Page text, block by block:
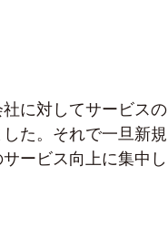
に対してサービスの
た。それで一旦新規
ービス向上に集中し